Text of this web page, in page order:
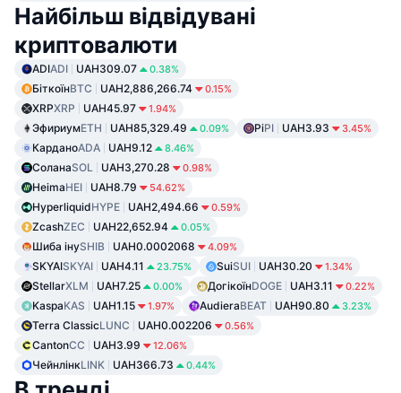
Найбільш відвідувані
криптовалюти
ADIADI UAH309.07 0.38%
БіткоїнBTC UAH2,886,266.74 0.15%
XRPXRP UAH45.97 1.94%
ЭфириумETH UAH85,329.49 0.09% PiPI UAH3.93 3.45%
КарданоADA UAH9.12 8.46%
СоланаSOL UAH3,270.28 0.98%
HeimaHEI UAH8.79 54.62%
HyperliquidHYPE UAH2,494.66 0.59%
ZcashZEC UAH22,652.94 0.05%
Шиба інуSHIB UAH0.0002068 4.09%
SKYAISKYAI UAH4.11 23.75% SuiSUI UAH30.20 1.34%
StellarXLM UAH7.25 0.00% ДогікоїнDOGE UAH3.11 0.22%
KaspaKAS UAH1.15 1.97% AudieraBEAT UAH90.80 3.23%
Terra ClassicLUNC UAH0.002206 0.56%
CantonCC UAH3.99 12.06%
ЧейнлінкLINK UAH366.73 0.44%